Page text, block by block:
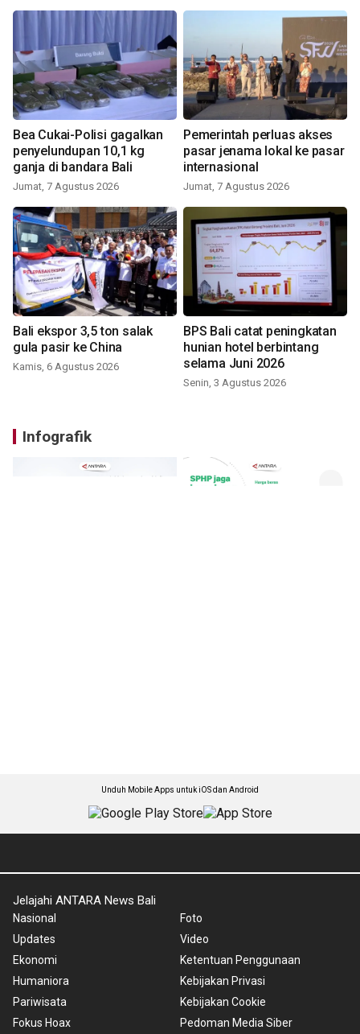
Bea Cukai-Polisi gagalkan
penyelundupan 10,1 kg
ganja di bandara Bali
Jumat, 7 Agustus 2026
Pemerintah perluas akses
pasar jenama lokal ke pasar
internasional
Jumat, 7 Agustus 2026
Bali ekspor 3,5 ton salak
gula pasir ke China
Kamis, 6 Agustus 2026
BPS Bali catat peningkatan
hunian hotel berbintang
selama Juni 2026
Senin, 3 Agustus 2026
Infografik
Unduh Mobile Apps untuk iOS dan Android
Jelajahi ANTARA News Bali
Nasional
Updates
Ekonomi
Humaniora
Pariwisata
Fokus Hoax
Foto
Video
Ketentuan Penggunaan
Kebijakan Privasi
Kebijakan Cookie
Pedoman Media Siber